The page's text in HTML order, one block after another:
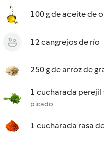
100 g de aceite de
12 cangrejos de río
250 g de arroz de
1 cucharada perejil
picado
1 cucharada rasa